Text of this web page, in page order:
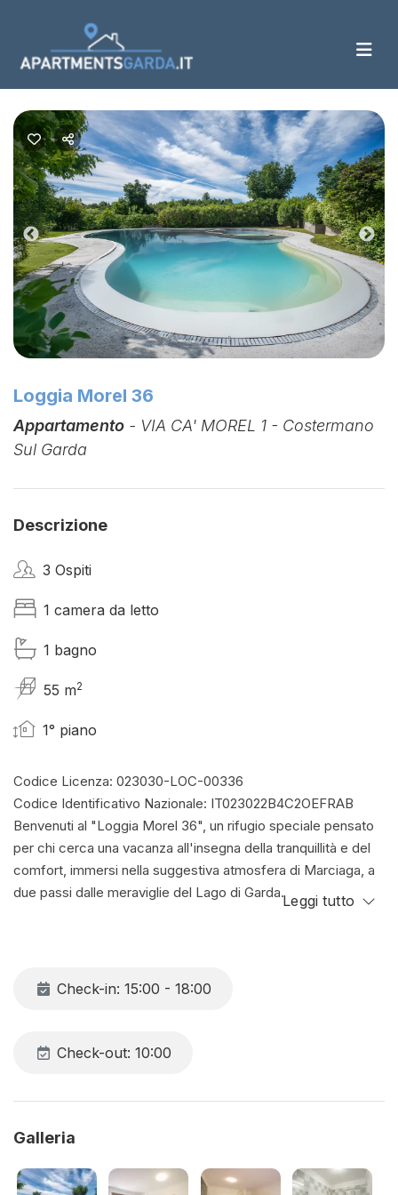
Previous
Loggia Morel 36
Appartamento - VIA CA' MOREL 1 - Costermano
Sul Garda
Descrizione
3 Ospiti
1 camera da letto
1 bagno
55 m2
1° piano
Codice Licenza: 023030-LOC-00336
Codice Identificativo Nazionale: IT023022B4C2OEFRAB
Benvenuti al "Loggia Morel 36", un rifugio speciale pensato
per chi cerca una vacanza all'insegna della tranquillità e del
comfort, immersi nella suggestiva atmosfera di Marciaga, a
due passi dalle meraviglie del Lago di Garda.
aperta dove i profumi della natura si mescolano all'aria
semplicemente per rilassarvi con un buon libro e un
con ambienti luminosi e pensati per il vostro benessere.
funzionale dove preparare i vostri piatti preferiti, e camere
Leggi tutto
Check-in: 15:00 - 18:00
Check-out: 10:00
Galleria